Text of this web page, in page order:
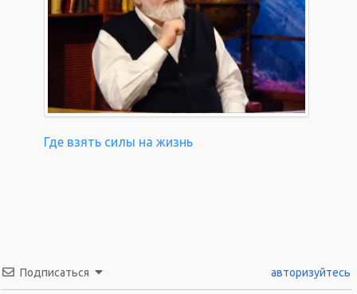
Где взять силы на жизнь
Подписаться авторизуйтесь